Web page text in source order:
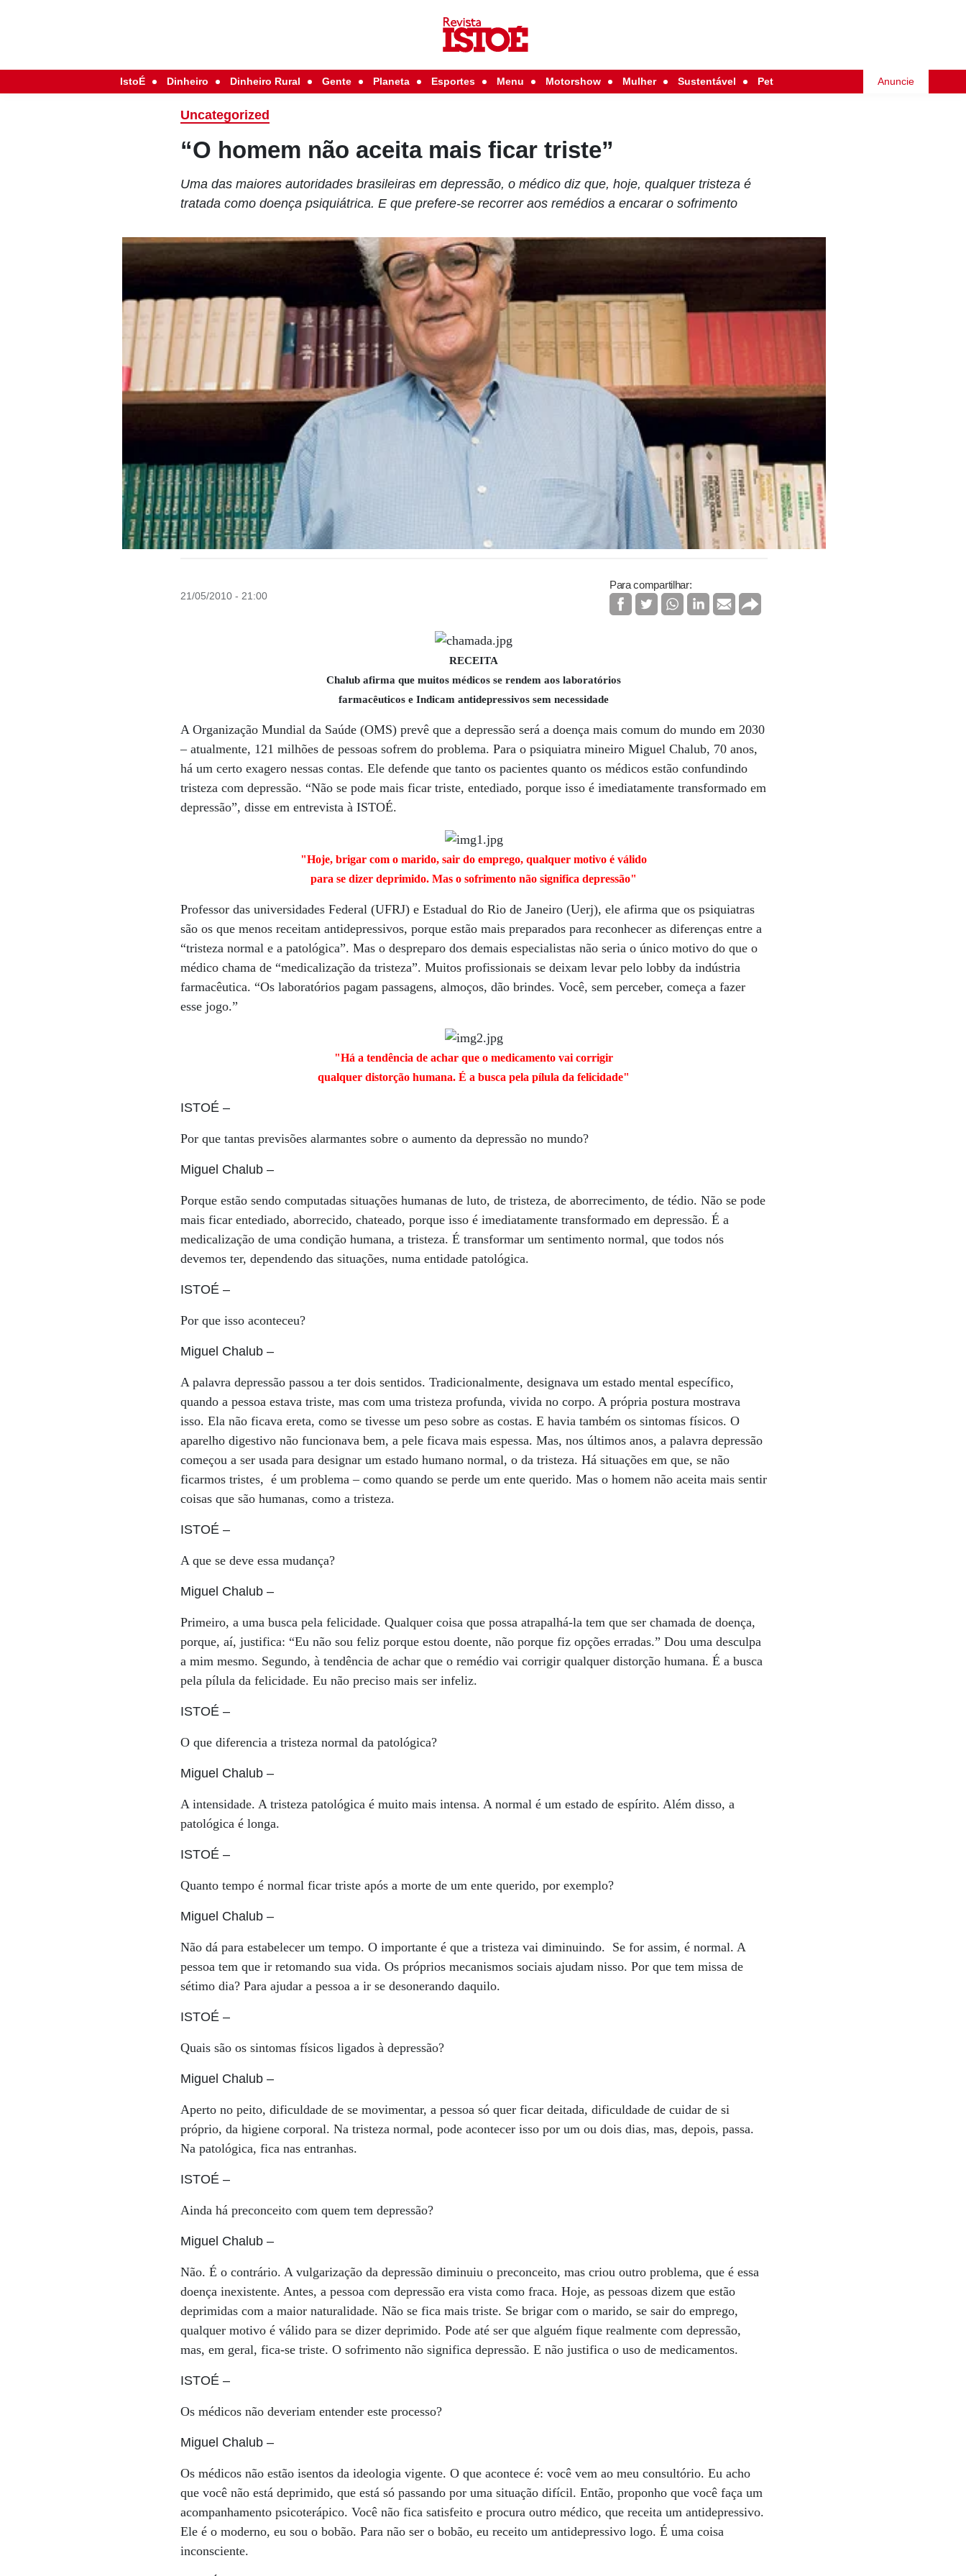
IstoÉ Dinheiro Dinheiro Rural Gente Planeta Esportes Menu Motorshow Mulher Sustentável Pet Anuncie
Uncategorized
“O homem não aceita mais ficar triste”
Uma das maiores autoridades brasileiras em depressão, o médico diz que, hoje, qualquer tristeza é
tratada como doença psiquiátrica. E que prefere-se recorrer aos remédios a encarar o sofrimento
21/05/2010 - 21:00
Para compartilhar:
RECEITA
Chalub afirma que muitos médicos se rendem aos laboratórios
farmacêuticos e Indicam antidepressivos sem necessidade
A Organização Mundial da Saúde (OMS) prevê que a depressão será a doença mais comum do mundo em 2030
– atualmente, 121 milhões de pessoas sofrem do problema. Para o psiquiatra mineiro Miguel Chalub, 70 anos,
há um certo exagero nessas contas. Ele defende que tanto os pacientes quanto os médicos estão confundindo
tristeza com depressão. “Não se pode mais ficar triste, entediado, porque isso é imediatamente transformado em
depressão”, disse em entrevista à ISTOÉ.
"Hoje, brigar com o marido, sair do emprego, qualquer motivo é válido
para se dizer deprimido. Mas o sofrimento não significa depressão"
Professor das universidades Federal (UFRJ) e Estadual do Rio de Janeiro (Uerj), ele afirma que os psiquiatras
são os que menos receitam antidepressivos, porque estão mais preparados para reconhecer as diferenças entre a
“tristeza normal e a patológica”. Mas o despreparo dos demais especialistas não seria o único motivo do que o
médico chama de “medicalização da tristeza”. Muitos profissionais se deixam levar pelo lobby da indústria
farmacêutica. “Os laboratórios pagam passagens, almoços, dão brindes. Você, sem perceber, começa a fazer
esse jogo.”
"Há a tendência de achar que o medicamento vai corrigir
qualquer distorção humana. É a busca pela pílula da felicidade"
ISTOÉ –
Por que tantas previsões alarmantes sobre o aumento da depressão no mundo?
Miguel Chalub –
Porque estão sendo computadas situações humanas de luto, de tristeza, de aborrecimento, de tédio. Não se pode
mais ficar entediado, aborrecido, chateado, porque isso é imediatamente transformado em depressão. É a
medicalização de uma condição humana, a tristeza. É transformar um sentimento normal, que todos nós
devemos ter, dependendo das situações, numa entidade patológica.
ISTOÉ –
Por que isso aconteceu?
Miguel Chalub –
A palavra depressão passou a ter dois sentidos. Tradicionalmente, designava um estado mental específico,
quando a pessoa estava triste, mas com uma tristeza profunda, vivida no corpo. A própria postura mostrava
isso. Ela não ficava ereta, como se tivesse um peso sobre as costas. E havia também os sintomas físicos. O
aparelho digestivo não funcionava bem, a pele ficava mais espessa. Mas, nos últimos anos, a palavra depressão
começou a ser usada para designar um estado humano normal, o da tristeza. Há situações em que, se não
ficarmos tristes, é um problema – como quando se perde um ente querido. Mas o homem não aceita mais sentir
coisas que são humanas, como a tristeza.
ISTOÉ –
A que se deve essa mudança?
Miguel Chalub –
Primeiro, a uma busca pela felicidade. Qualquer coisa que possa atrapalhá-la tem que ser chamada de doença,
porque, aí, justifica: “Eu não sou feliz porque estou doente, não porque fiz opções erradas.” Dou uma desculpa
a mim mesmo. Segundo, à tendência de achar que o remédio vai corrigir qualquer distorção humana. É a busca
pela pílula da felicidade. Eu não preciso mais ser infeliz.
ISTOÉ –
O que diferencia a tristeza normal da patológica?
Miguel Chalub –
A intensidade. A tristeza patológica é muito mais intensa. A normal é um estado de espírito. Além disso, a
patológica é longa.
ISTOÉ –
Quanto tempo é normal ficar triste após a morte de um ente querido, por exemplo?
Miguel Chalub –
Não dá para estabelecer um tempo. O importante é que a tristeza vai diminuindo. Se for assim, é normal. A
pessoa tem que ir retomando sua vida. Os próprios mecanismos sociais ajudam nisso. Por que tem missa de
sétimo dia? Para ajudar a pessoa a ir se desonerando daquilo.
ISTOÉ –
Quais são os sintomas físicos ligados à depressão?
Miguel Chalub –
Aperto no peito, dificuldade de se movimentar, a pessoa só quer ficar deitada, dificuldade de cuidar de si
próprio, da higiene corporal. Na tristeza normal, pode acontecer isso por um ou dois dias, mas, depois, passa.
Na patológica, fica nas entranhas.
ISTOÉ –
Ainda há preconceito com quem tem depressão?
Miguel Chalub –
Não. É o contrário. A vulgarização da depressão diminuiu o preconceito, mas criou outro problema, que é essa
doença inexistente. Antes, a pessoa com depressão era vista como fraca. Hoje, as pessoas dizem que estão
deprimidas com a maior naturalidade. Não se fica mais triste. Se brigar com o marido, se sair do emprego,
qualquer motivo é válido para se dizer deprimido. Pode até ser que alguém fique realmente com depressão,
mas, em geral, fica-se triste. O sofrimento não significa depressão. E não justifica o uso de medicamentos.
ISTOÉ –
Os médicos não deveriam entender este processo?
Miguel Chalub –
Os médicos não estão isentos da ideologia vigente. O que acontece é: você vem ao meu consultório. Eu acho
que você não está deprimido, que está só passando por uma situação difícil. Então, proponho que você faça um
acompanhamento psicoterápico. Você não fica satisfeito e procura outro médico, que receita um antidepressivo.
Ele é o moderno, eu sou o bobão. Para não ser o bobão, eu receito um antidepressivo logo. É uma coisa
inconsciente.